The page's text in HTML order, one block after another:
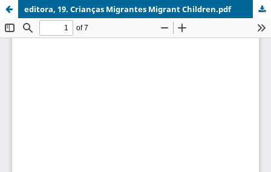
editora, 19. Crianças Migrantes Migrant Children.pdf